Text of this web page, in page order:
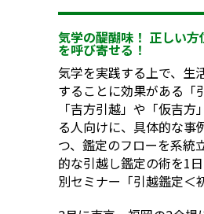
お知らせ
気学の醍醐味！ 正しい
を呼び寄せる！
気学を実践する上で、生
することに効果がある「
「吉方引越」や「仮吉方
る人向けに、具体的な事
つ、鑑定のフローを系統
的な引越し鑑定の術を1
別セミナー「引越鑑定＜